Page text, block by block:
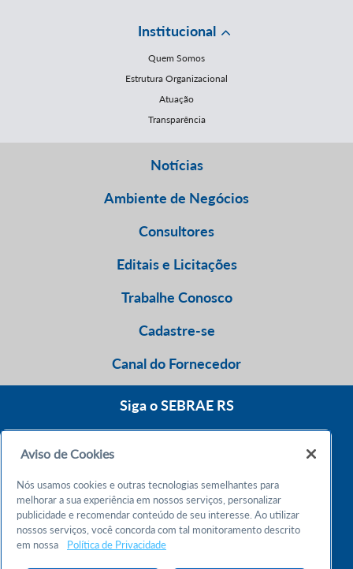
Institucional
Quem Somos
Estrutura Organizacional
Atuação
Transparência
Notícias
Ambiente de Negócios
Consultores
Editais e Licitações
Trabalhe Conosco
Cadastre-se
Canal do Fornecedor
Siga o SEBRAE RS
Atendimento 24h
Chame no WhatsApp
Aviso de Cookies
Nós usamos cookies e outras tecnologias semelhantes para
melhorar a sua experiência em nossos serviços, personalizar
publicidade e recomendar conteúdo de seu interesse. Ao utilizar
nossos serviços, você concorda com tal monitoramento descrito
em nossa
Política de Privacidade